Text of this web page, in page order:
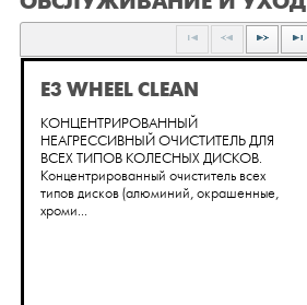
E3 WHEEL CLEAN
КОНЦЕНТРИРОВАННЫЙ
НЕАГРЕССИВНЫЙ ОЧИСТИТЕЛЬ ДЛЯ
ВСЕХ ТИПОВ КОЛЕСНЫХ ДИСКОВ.
Концентрированный очиститель всех
типов дисков (алюминий, окрашенные,
хроми...